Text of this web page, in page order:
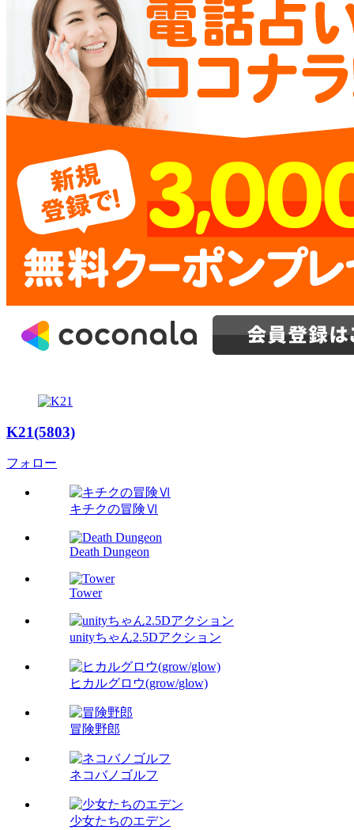
K21(5803)
フォロー
キチクの冒険Ⅵ
Death Dungeon
Tower
unityちゃん2.5Dアクション
ヒカルグロウ(grow/glow)
冒険野郎
ネコバノゴルフ
少女たちのエデン